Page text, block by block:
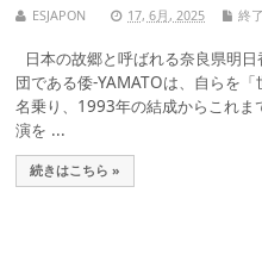
ESJAPON 17, 6月, 2025 終
日本の故郷と呼ばれる奈良県明
団である倭-YAMATOは、自らを
名乗り、1993年の結成からこれ
演を ...
続きはこちら »